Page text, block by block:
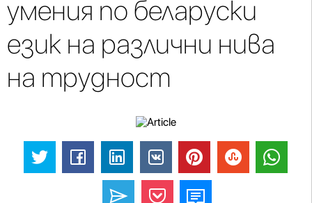
умения по беларуски
език на различни нива
на трудност